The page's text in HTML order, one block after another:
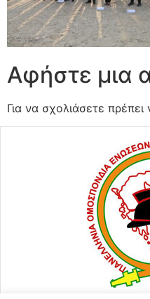
Αφήστε μια
Για να σχολιάσετε πρέπει